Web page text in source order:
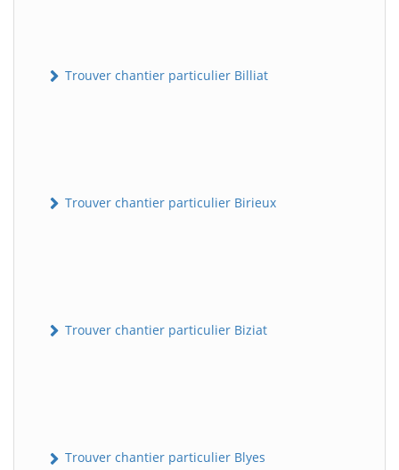
Trouver chantier particulier Billiat
Trouver chantier particulier Birieux
Trouver chantier particulier Biziat
Trouver chantier particulier Blyes